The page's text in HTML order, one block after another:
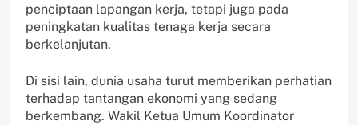
penciptaan lapangan kerja, tetapi juga pada
peningkatan kualitas tenaga kerja secara
berkelanjutan.
Di sisi lain, dunia usaha turut memberikan perhatian
terhadap tantangan ekonomi yang sedang
berkembang. Wakil Ketua Umum Koordinator